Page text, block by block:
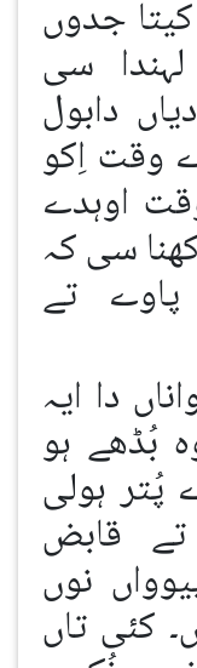
جدوں
سی
دابول
وقت اِکو
اوہدے
سی کہ
پاوے تے
دا ایہ
بُڈھے ہو
پُتر ہولی
تے قابض
نوں
کئی تاں